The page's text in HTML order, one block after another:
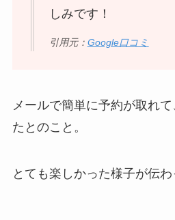
しみです！
引用元： Google口コミ
メールで簡単に予約が取れ
たとのこと。
とても楽しかった様子が伝わ